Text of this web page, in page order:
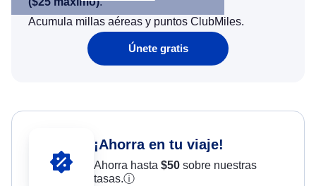
Acumula millas aéreas y puntos ClubMiles.
Únete gratis
¡Ahorra en tu viaje!
Ahorra hasta $50sobre nuestras
tasas.ⓘ